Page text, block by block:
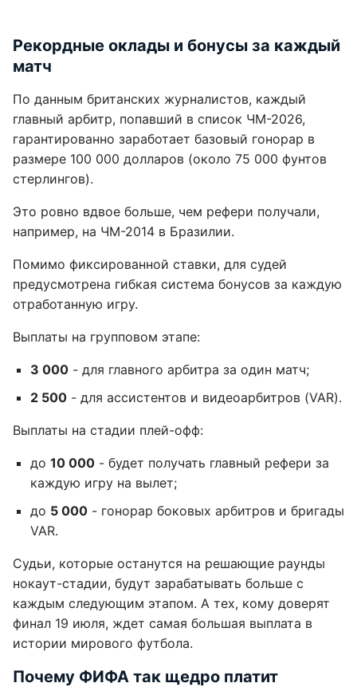
Рекордные оклады и бонусы за каждый
матч
По данным британских журналистов, каждый
главный арбитр, попавший в список ЧМ-2026,
гарантированно заработает базовый гонорар в
размере 100 000 долларов (около 75 000 фунтов
стерлингов).
Это ровно вдвое больше, чем рефери получали,
например, на ЧМ-2014 в Бразилии.
Помимо фиксированной ставки, для судей
предусмотрена гибкая система бонусов за каждую
отработанную игру.
Выплаты на групповом этапе:
3 000 - для главного арбитра за один матч;
2 500 - для ассистентов и видеоарбитров (VAR).
Выплаты на стадии плей-офф:
до 10 000 - будет получать главный рефери за
каждую игру на вылет;
до 5 000 - гонорар боковых арбитров и бригады
VAR.
Судьи, которые останутся на решающие раунды
нокаут-стадии, будут зарабатывать больше с
каждым следующим этапом. А тех, кому доверят
финал 19 июля, ждет самая большая выплата в
истории мирового футбола.
Почему ФИФА так щедро платит